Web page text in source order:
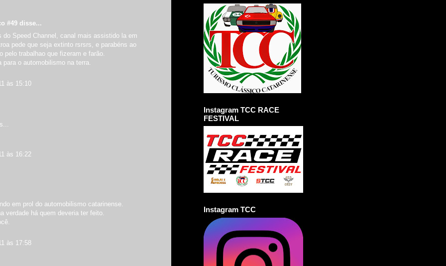
#49 disse...
do Speed Channel, canal mais assistido la em
pede que seja extinto rsrsrs, e parabéns ao
pelo trabalhao que fizeram e farão.
para o automobilismo na terra.
às 15:10
às 16:22
em prol do automobilismo catarinense.
verdade há quem deveria ter feito.
às 17:58
Instagram TCC RACE
FESTIVAL
Instagram TCC